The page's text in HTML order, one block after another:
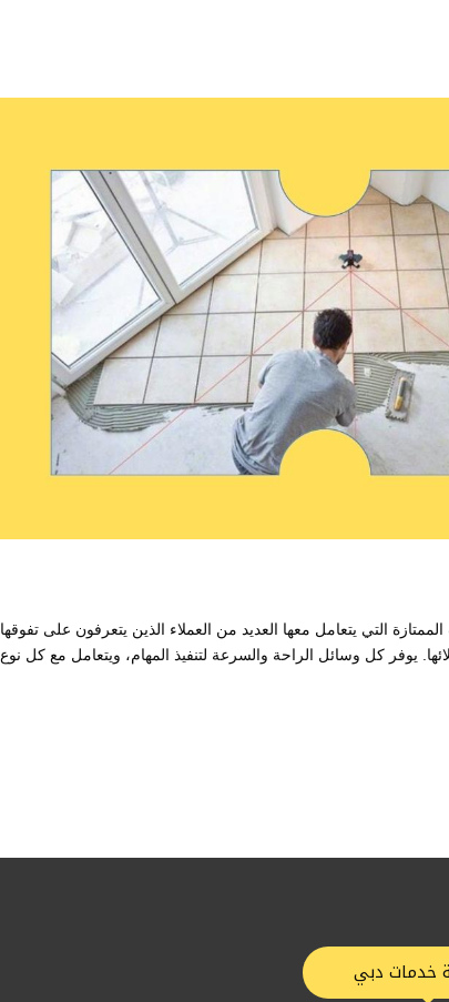
التي يتعامل معها العديد من العملاء الذين يتعرفون على تفوقها
يوفر كل وسائل الراحة والسرعة لتنفيذ المهام، ويتعامل مع كل نوع
دبي